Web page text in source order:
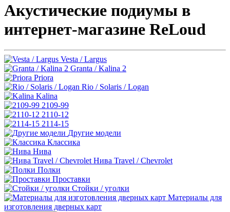
Акустические подиумы в
интернет-магазине ReLoud
Vesta / Largus
Granta / Kalina 2
Priora
Rio / Solaris / Logan
Kalina
2109-99
2110-12
2114-15
Другие модели
Классика
Нива
Нива Travel / Chevrolet
Полки
Проставки
Стойки / уголки
Материалы для
изготовления дверных карт